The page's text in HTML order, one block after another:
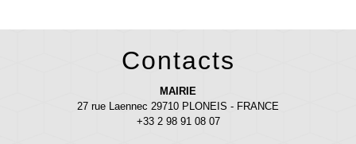
Contacts
MAIRIE
27 rue Laennec 29710 PLONEIS - FRANCE
+33 2 98 91 08 07